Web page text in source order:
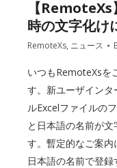
【
時の文字化け
RemoteXs, ニュース
いつもRemoteXsを
す。新ユーザイン
ルExcelファイルの
と日本語の名前が
す。暫定的なご案
日本語の名前で登